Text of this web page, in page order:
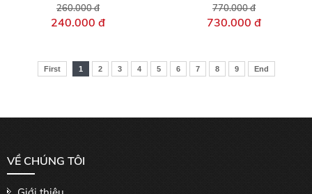
260.000 đ
240.000 đ
770.000 đ
730.000 đ
First 1 2 3 4 5 6 7 8 9 End
VỀ CHÚNG TÔI